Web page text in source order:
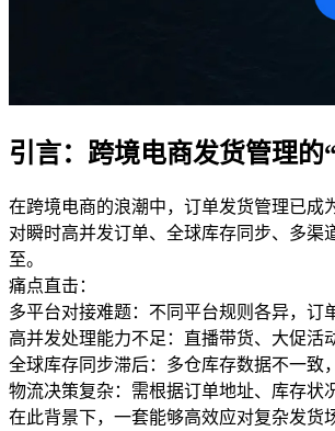
引言：跨境电商发货管理的
在跨境电商的浪潮中，订单发货管理已成
对瞬时高并发订单、全球库存同步、多
至。
痛点直击：
多平台对接难题：不同平台规则各异，订
高并发处理能力不足：直播带货、大促活
全球库存同步滞后：多仓库存数据不一致
物流决策复杂：需根据订单地址、库存状
在此背景下，一套能够高效应对复杂发货